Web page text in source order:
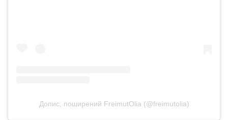
Допис, поширений FreimutOlia (@freimutolia)